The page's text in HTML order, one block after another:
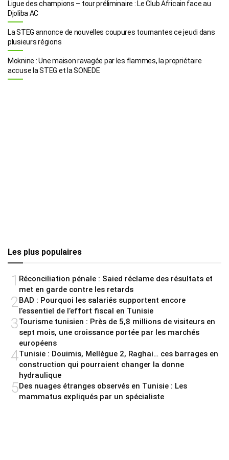
Ligue des champions – tour préliminaire : Le Club Africain face au
Djoliba AC
La STEG annonce de nouvelles coupures tournantes ce jeudi dans
plusieurs régions
Moknine : Une maison ravagée par les flammes, la propriétaire
accuse la STEG et la SONEDE
Les plus populaires
1 Réconciliation pénale : Saied réclame des résultats et
met en garde contre les retards
2BAD : Pourquoi les salariés supportent encore
l’essentiel de l’effort fiscal en Tunisie
3Tourisme tunisien : Près de 5,8 millions de visiteurs en
sept mois, une croissance portée par les marchés
européens
4Tunisie : Douimis, Mellègue 2, Raghai… ces barrages en
construction qui pourraient changer la donne
hydraulique
5Des nuages étranges observés en Tunisie : Les
mammatus expliqués par un spécialiste